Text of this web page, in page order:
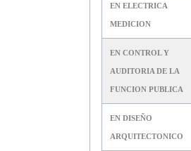
EN ELECTRICA
MEDICION
EN CONTROL Y
AUDITORIA DE LA
FUNCION PUBLICA
EN DISEÑO
ARQUITECTONICO